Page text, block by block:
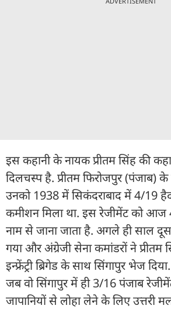
इस कहानी के नायक प्रीतम सिंह की
दिलचस्प है. प्रीतम फिरोजपुर (पंजाब)
उनको 1938 में सिकंदराबाद में 4/19
कमीशन मिला था. इस रेजीमेंट को आज
नाम से जाना जाता है. अगले ही साल
गया और अंग्रेजी सेना कमांडरों ने प्रीतम
इन्फ्रेंट्री ब्रिगेड के साथ सिंगापुर भेज
जब वो सिंगापुर में ही 3/16 पंजाब
जापानियों से लोहा लेने के लिए उत्तरी